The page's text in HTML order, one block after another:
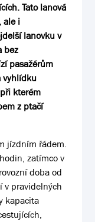
Tato lanová
ale i
lanovku v
bez
pasažérům
vyhlídku
kterém
z ptačí
jízdním řádem.
zatímco v
doba od
v pravidelných
kapacita